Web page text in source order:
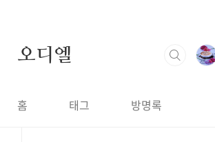
오디엘
홈 태그 방명록